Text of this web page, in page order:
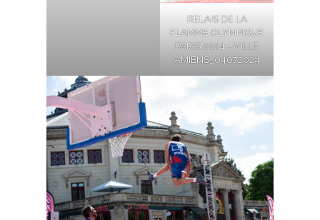
RELAIS DE LA
FLAMME OLYMPIQUE
PARIS 2024 – VILLE
AMIENS_04072024